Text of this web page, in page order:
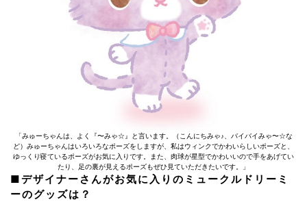
「みゅーちゃんは、よく『〜みゃ☆』と言います。（こんにちみゃ♪、バイバイみゃ〜☆な
ど）みゅーちゃんはいろいろなポーズをしますが、私はウィンクでかわいらしいポーズと、
ゆっくり寝ているポーズがお気に入りです。また、肉球が星型でかわいいので手をあげてい
たり、足の裏が見えるポーズもぜひ見ていただきたいです。」
■デザイナーさんがお気に入りのミュークルドリーミ
ーのグッズは？